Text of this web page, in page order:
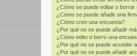
¿Cómo se puede editar o borrar
¿Cómo se puede añadir una
¿Cómo creo una encuesta?
¿Por qué no se puede añadir
¿Cómo edito o borro una
¿Por qué no se puede acceder
¿Por qué no se puede añadir